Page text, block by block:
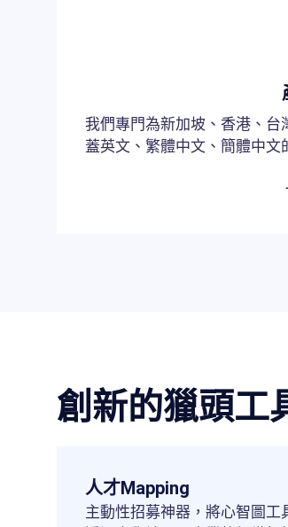
我們專門為新加坡、香港、
蓋英文、繁體中文、簡體中
創新的獵頭工
人才Mapping
主動性招募神器，將心智圖工